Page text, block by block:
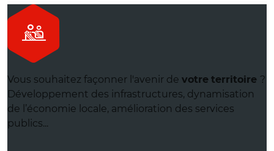
Vous souhaitez façonner l'avenir de votre territoire ?
Développement des infrastructures, dynamisation
de l’économie locale, amélioration des services
publics...